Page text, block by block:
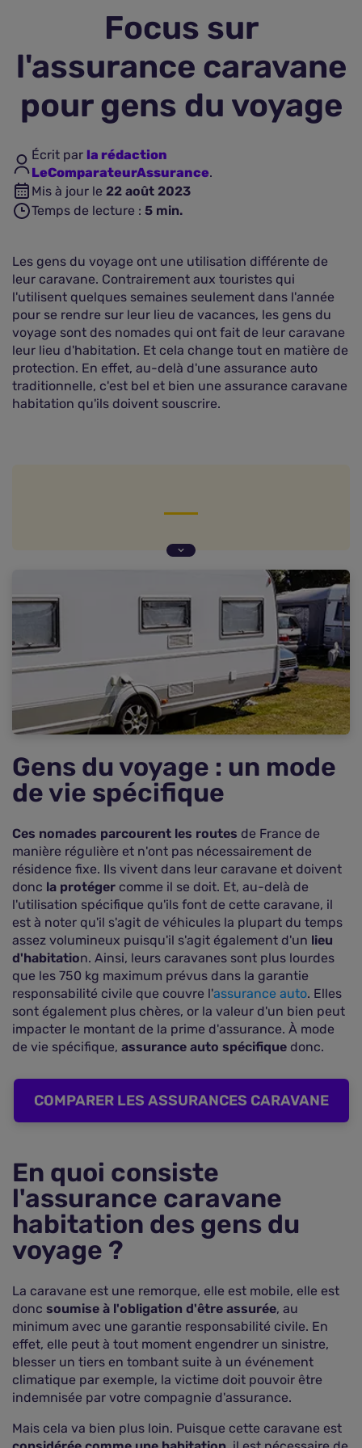
Plus d'assurances
Focus sur
l'assurance caravane
pour gens du voyage
Écrit par la rédaction
LeComparateurAssurance.
Mis à jour le 22 août 2023
Temps de lecture : 5 min.
Les gens du voyage ont une utilisation différente de
leur caravane. Contrairement aux touristes qui
l'utilisent quelques semaines seulement dans l'année
pour se rendre sur leur lieu de vacances, les gens du
voyage sont des nomades qui ont fait de leur caravane
leur lieu d'habitation. Et cela change tout en matière de
protection. En effet, au-delà d'une assurance auto
traditionnelle, c'est bel et bien une assurance caravane
habitation qu'ils doivent souscrire.
En quoi consiste l'assurance caravane habitation
Quelles garanties souscrire pour une assurance
caravane habitation ?
Assurance caravane pour gens du voyage :
comment payer moins cher ?
Gens du voyage : un mode
de vie spécifique
Ces nomades parcourent les routes de France de
manière régulière et n'ont pas nécessairement de
résidence fixe. Ils vivent dans leur caravane et doivent
donc la protéger comme il se doit. Et, au-delà de
l'utilisation spécifique qu'ils font de cette caravane, il
est à noter qu'il s'agit de véhicules la plupart du temps
assez volumineux puisqu'il s'agit également d'un lieu
d'habitation. Ainsi, leurs caravanes sont plus lourdes
que les 750 kg maximum prévus dans la garantie
responsabilité civile que couvre l'assurance auto. Elles
sont également plus chères, or la valeur d'un bien peut
impacter le montant de la prime d'assurance. À mode
de vie spécifique, assurance auto spécifique donc.
COMPARER LES ASSURANCES CARAVANE
En quoi consiste
l'assurance caravane
habitation des gens du
voyage ?
La caravane est une remorque, elle est mobile, elle est
donc soumise à l'obligation d'être assurée, au
minimum avec une garantie responsabilité civile. En
effet, elle peut à tout moment engendrer un sinistre,
blesser un tiers en tombant suite à un événement
climatique par exemple, la victime doit pouvoir être
indemnisée par votre compagnie d'assurance.
Mais cela va bien plus loin. Puisque cette caravane est